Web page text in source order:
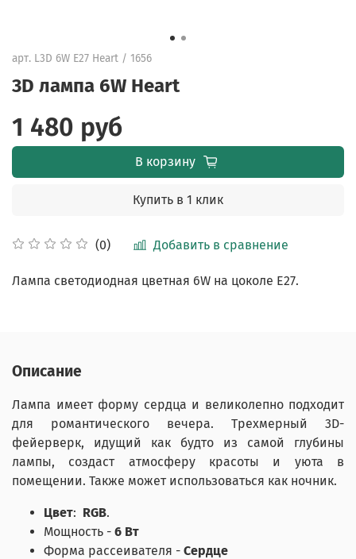
арт. L3D 6W E27 Heart / 1656
3D лампа 6W Heart
(0) Добавить в сравнение
1 480 руб
В корзину
Купить в 1 клик
Лампа светодиодная цветная 6W на цоколе E27.
Описание
Лампа имеет форму сердца и великолепно подходит
для романтического вечера. Трехмерный 3D-
фейерверк, идущий как будто из самой глубины
лампы, создаст атмосферу красоты и уюта в
помещении. Также может использоваться как ночник.
Цвет: RGB.
Мощность - 6 Вт
Форма рассеивателя - Сердце